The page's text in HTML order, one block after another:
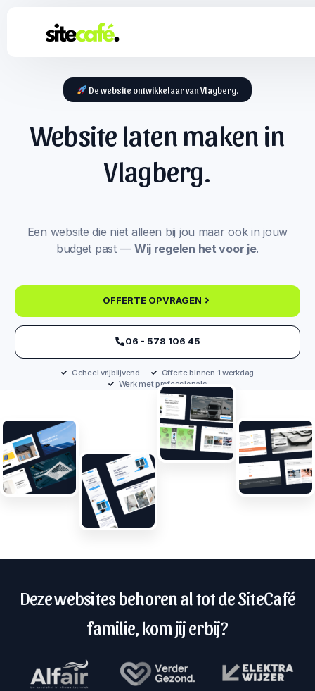
De website ontwikkelaar van Vlagberg.
Website laten maken in
Vlagberg.
Een website die niet alleen bij jou maar ook in jouw
budget past — Wij regelen het voor je.
OFFERTE OPVRAGEN
‪06 - 578 106 45‬
Geheel vrijblijvend
Offerte binnen 1 werkdag
Werk met professionals
Deze websites behoren al tot de SiteCafé
familie, kom jij erbij?